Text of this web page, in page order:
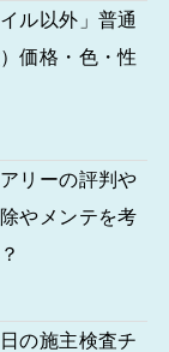
ル以外」普通
価格・色・性
リーの評判や
やメンテを考
の施主検査チ